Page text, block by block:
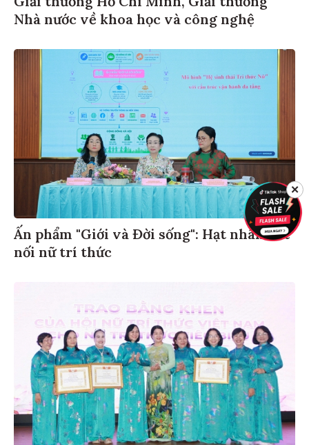
Nhà nước về khoa học và công nghệ
Ấn phẩm "Giới và Đời sống": Hạt nhân kết
nối nữ trí thức
✕